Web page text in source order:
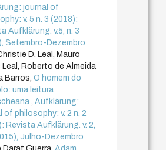
journal of
v. 5 n. 3 (2018):
Aufklärung. v.5, n. 3
Setembro-Dezembro
D. Leal, Mauro
Leal, Roberto de Almeida
Barros,O homem do
uma leitura
,Aufklärung:
of philosophy: v. 2 n. 2
Revista Aufklärung. v. 2,
Julho-Dezembro